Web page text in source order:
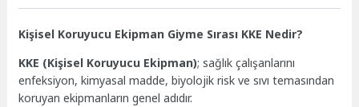
Kişisel Koruyucu Ekipman Giyme Sırası KKE Nedir?
KKE (Kişisel Koruyucu Ekipman); sağlık çalışanlarını
enfeksiyon, kimyasal madde, biyolojik risk ve sıvı temasından
koruyan ekipmanların genel adıdır.